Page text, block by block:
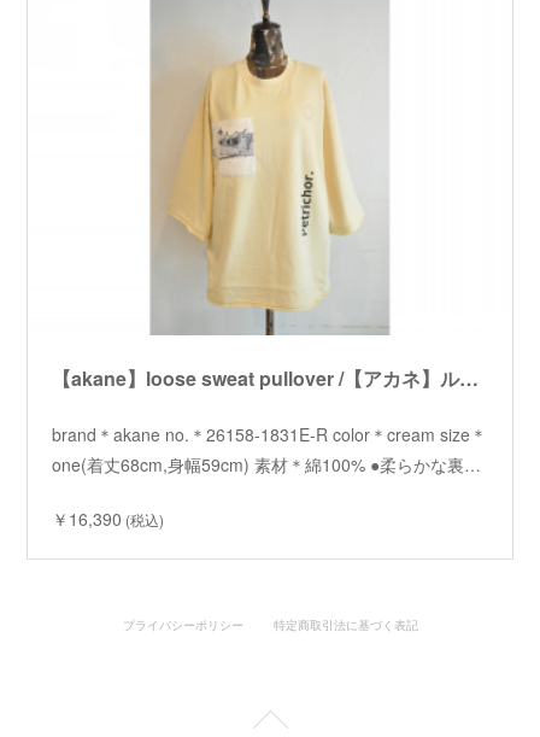
【akane】loose sweat pullover /【アカネ】ルーズスウェットプルオーバー
brand＊akane no.＊26158-1831E-R color＊cream size＊
one(着丈68cm,身幅59cm) 素材＊綿100% ●柔らかな裏…
￥16,390 (税込)
プライバシーポリシー 特定商取引法に基づく表記